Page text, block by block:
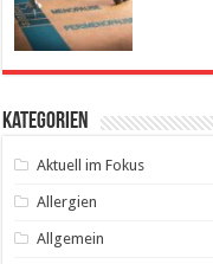
Kategorien
Aktuell im Fokus
Allergien
Allgemein